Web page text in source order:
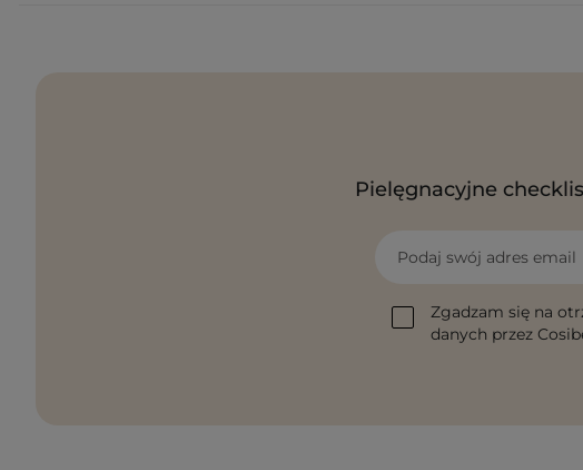
Pielęgnacyjne
Podaj swój adres email
Zgadzam się na
danych przez